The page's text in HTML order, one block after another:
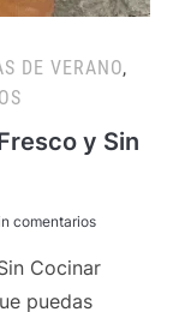
DE VERANO,
y Sin
comentarios
Cocinar
puedas